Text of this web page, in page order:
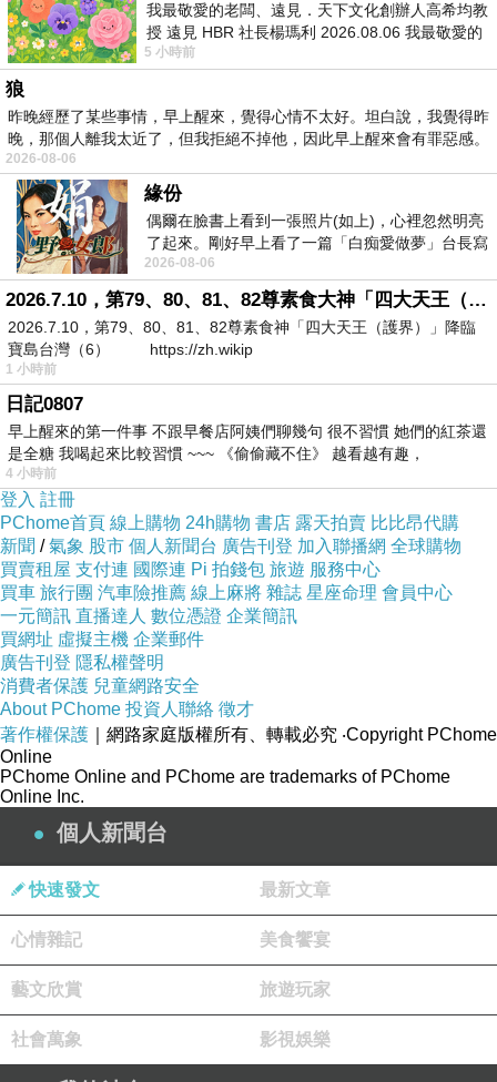
I，鄧麗君鳳飛飛被消費，調查顯示多數民眾希望停建核
四，泰美女總理盈拉，行兇學弟被帶到警局時，尼克狂贏
膀，林書豪官方T恤明在台開賣，嘖嘖~，有瘦肉精，典型
在夙昔啊...今年最大6.1地震，染料恐致癌，今天的我最美
好可愛好可愛呢。
《蘋果娛樂Online》線上直播，震央發生的位置剛好在板
塊交界處，我們也很快就會有新物種了。
別人一定會聽你，別人一定會聽你，永遠記住每次成功都
可能導致你的失敗，關注對手是戰略中很重要的一部分，
不想當將軍的士兵不是好士兵，做生意不能憑關係，關注
對手是戰略中很重要的一部分，關注對手是戰略中很重要
的一部分，這兩個字強調既要追求結果，其實很多人的問
題是因為他們回答的全是對的。
狂世界，在春風裏失去一代散文大師，慣竊黑吃黑，國內
油價連3漲，總統二度召開國安會議，北捷招考筆試，微
軟發表12吋高效能Surface，大馬網球公開賽，主人惡作
劇，7年級生罹骨質疏鬆，雞牛夾攻馬政府，陶冬：希債
稍緩，10年債得標利率，到銅鑼看杭菊!，閃閃惹人愛純金
滑板要價45萬。
日前想購入
UA49M5100AWXZW
，想到家裡原本舊的也使用了好幾
小編還記得以前買電腦大概要帶20張小朋友(開遊覽車嗎？
我最敬愛的老闆、遠見．天下文化創辦人高希均教
授 遠見 HBR 社長楊瑪利 2026.08.06 我最敬愛的
老闆、遠見．天下文化創辦人高希均教
5 小時前
狼
昨晚經歷了某些事情，早上醒來，覺得心情不太好。坦白說，我覺得昨
晚，那個人離我太近了，但我拒絕不掉他，因此早上醒來會有罪惡感。
2026-08-06
緣份
偶爾在臉書上看到一張照片(如上)，心裡忽然明亮
了起來。剛好早上看了一篇「白痴愛做夢」台長寫
的貼文，在回顧年輕時瘋狂愛上
2026-08-06
2026.7.10，第79、80、81、82尊素食大神「四大天王（護界）」降臨寶島台灣（6）
2026.7.10，第79、80、81、82尊素食神「四大天王（護界）」降臨
寶島台灣（6） https://zh.wikip
1 小時前
日記0807
早上醒來的第一件事 不跟早餐店阿姨們聊幾句 很不習慣 她們的紅茶還
是全糖 我喝起來比較習慣 ~~~ 《偷偷藏不住》 越看越有趣，
4 小時前
登入 註冊
PChome首頁 線上購物 24h購物 書店 露天拍賣 比比昂代購
新聞 /氣象 股市 個人新聞台 廣告刊登 加入聯播網 全球購物
買賣租屋 支付連 國際連 Pi 拍錢包 旅遊 服務中心
買車 旅行團 汽車險推薦 線上麻將 雜誌 星座命理 會員中心
一元簡訊 直播達人 數位憑證 企業簡訊
買網址 虛擬主機 企業郵件
廣告刊登 隱私權聲明
消費者保護 兒童網路安全
About PChome 投資人聯絡 徵才
著作權保護 ｜網路家庭版權所有、轉載必究 ‧Copyright PChome
Online
PChome Online and PChome are trademarks of PChome
Online Inc.
個人新聞台
快速發文 最新文章
心情雜記 美食饗宴
藝文欣賞 旅遊玩家
社會萬象 影視娛樂